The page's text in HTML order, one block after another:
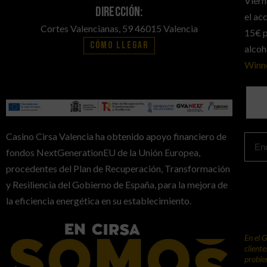
Dirección:
Cortes Valencianas, 59 46015 Valencia
Cómo llegar
Casino Cirsa Valencia ha obtenido apoyo financiero de
fondos NextGenerationEU de la Unión Europea,
procedentes del Plan de Recuperación, Transformación
y Resiliencia del Gobierno de España, para la mejora de
la eficiencia energética en su establecimiento.
el
15€
En el